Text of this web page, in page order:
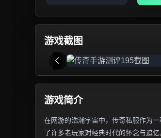
游戏截图
游戏简介
在网游的浩瀚宇宙中，传奇私服作为
了许多老玩家对经典时代的怀念与追